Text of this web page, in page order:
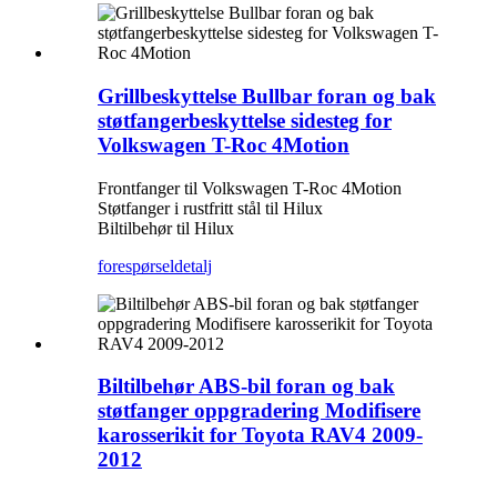
Grillbeskyttelse Bullbar foran og bak
støtfangerbeskyttelse sidesteg for
Volkswagen T-Roc 4Motion
Frontfanger til Volkswagen T-Roc 4Motion
Støtfanger i rustfritt stål til Hilux
Biltilbehør til Hilux
forespørseldetalj
Biltilbehør ABS-bil foran og bak
støtfanger oppgradering Modifisere
karosserikit for Toyota RAV4 2009-
2012